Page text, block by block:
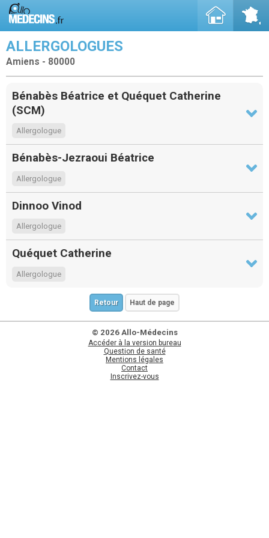
ALLERGOLOGUES
Amiens - 80000
Bénabès Béatrice et Quéquet Catherine
(SCM)
Allergologue
Bénabès-Jezraoui Béatrice
Allergologue
Dinnoo Vinod
Allergologue
Quéquet Catherine
Allergologue
Retour Haut de page
© 2026 Allo-Médecins
Accéder à la version bureau
Question de santé
Mentions légales
Contact
Inscrivez-vous